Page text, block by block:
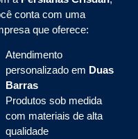
conta com uma
que oferece:
Atendimento
personalizado em Duas
Barras
Produtos sob medida
com materiais de alta
qualidade